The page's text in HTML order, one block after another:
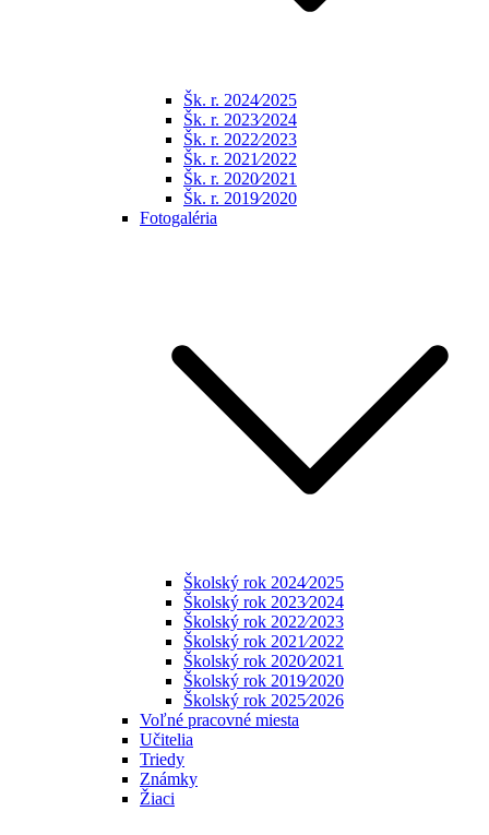
Šk. r. 2024⁄2025
Šk. r. 2023⁄2024
Šk. r. 2022⁄2023
Šk. r. 2021⁄2022
Šk. r. 2020⁄2021
Šk. r. 2019⁄2020
Fotogaléria
Školský rok 2024⁄2025
Školský rok 2023⁄2024
Školský rok 2022⁄2023
Školský rok 2021⁄2022
Školský rok 2020⁄2021
Školský rok 2019⁄2020
Školský rok 2025⁄2026
Voľné pracovné miesta
Učitelia
Triedy
Známky
Žiaci